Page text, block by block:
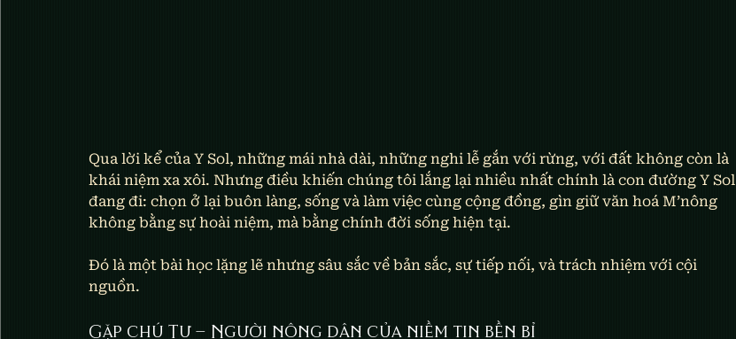
Qua lời kể của Y Sol, những mái nhà dài, những nghi lễ gắn với rừng, với đất không còn là
khái niệm xa xôi. Nhưng điều khiến chúng tôi lắng lại nhiều nhất chính là con đường Y Sol
đang đi: chọn ở lại buôn làng, sống và làm việc cùng cộng đồng, gìn giữ văn hoá M’nông
không bằng sự hoài niệm, mà bằng chính đời sống hiện tại.
Đó là một bài học lặng lẽ nhưng sâu sắc về bản sắc, sự tiếp nối, và trách nhiệm với cội
nguồn.
Gặ p chú Tư – Người nông dân của niềm tin bền bỉ